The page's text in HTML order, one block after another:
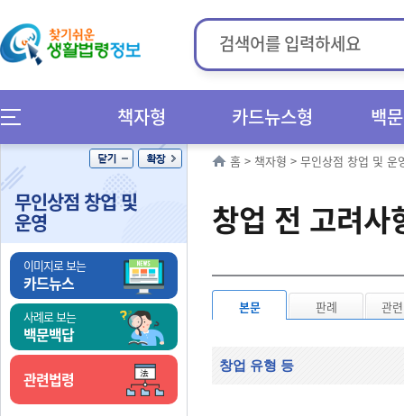
책자형 카드뉴스형 백
무인상점 창업 및
운영
이미지로 보는
카드뉴스
사례로 보는
백문백답
관련법령
홈 > 책자형 > 무인상점 창업 및 운
창업 전 고려사
본문 판례 관
창업 유형 등